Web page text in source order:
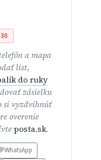
a mapa
list,
do ruky
zásielku
si vyzdvihnúť
overenie
posta.sk.
WhatsApp